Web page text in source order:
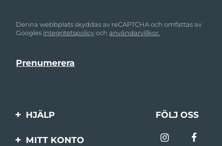
Denna webbplats skyddas av reCAPTCHA och omfattas av
Googles integritetspolicyochanvändarvillkor.
HJÄLP
Kontakta oss
FÖLJ OSS
MITT KONTO